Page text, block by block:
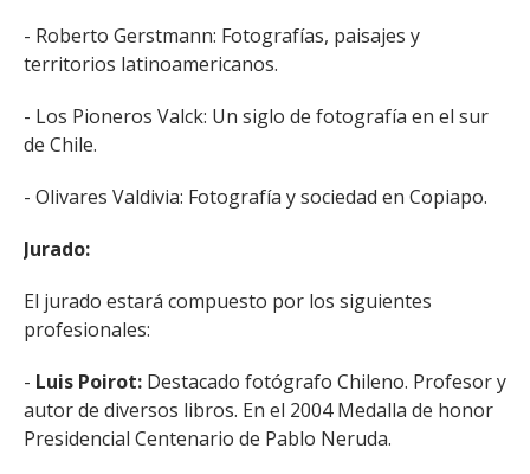
- Roberto Gerstmann: Fotografías, paisajes y
territorios latinoamericanos.
- Los Pioneros Valck: Un siglo de fotografía en el sur
de Chile.
- Olivares Valdivia: Fotografía y sociedad en Copiapo.
Jurado:
El jurado estará compuesto por los siguientes
profesionales:
- Luis Poirot: Destacado fotógrafo Chileno. Profesor y
autor de diversos libros. En el 2004 Medalla de honor
Presidencial Centenario de Pablo Neruda.